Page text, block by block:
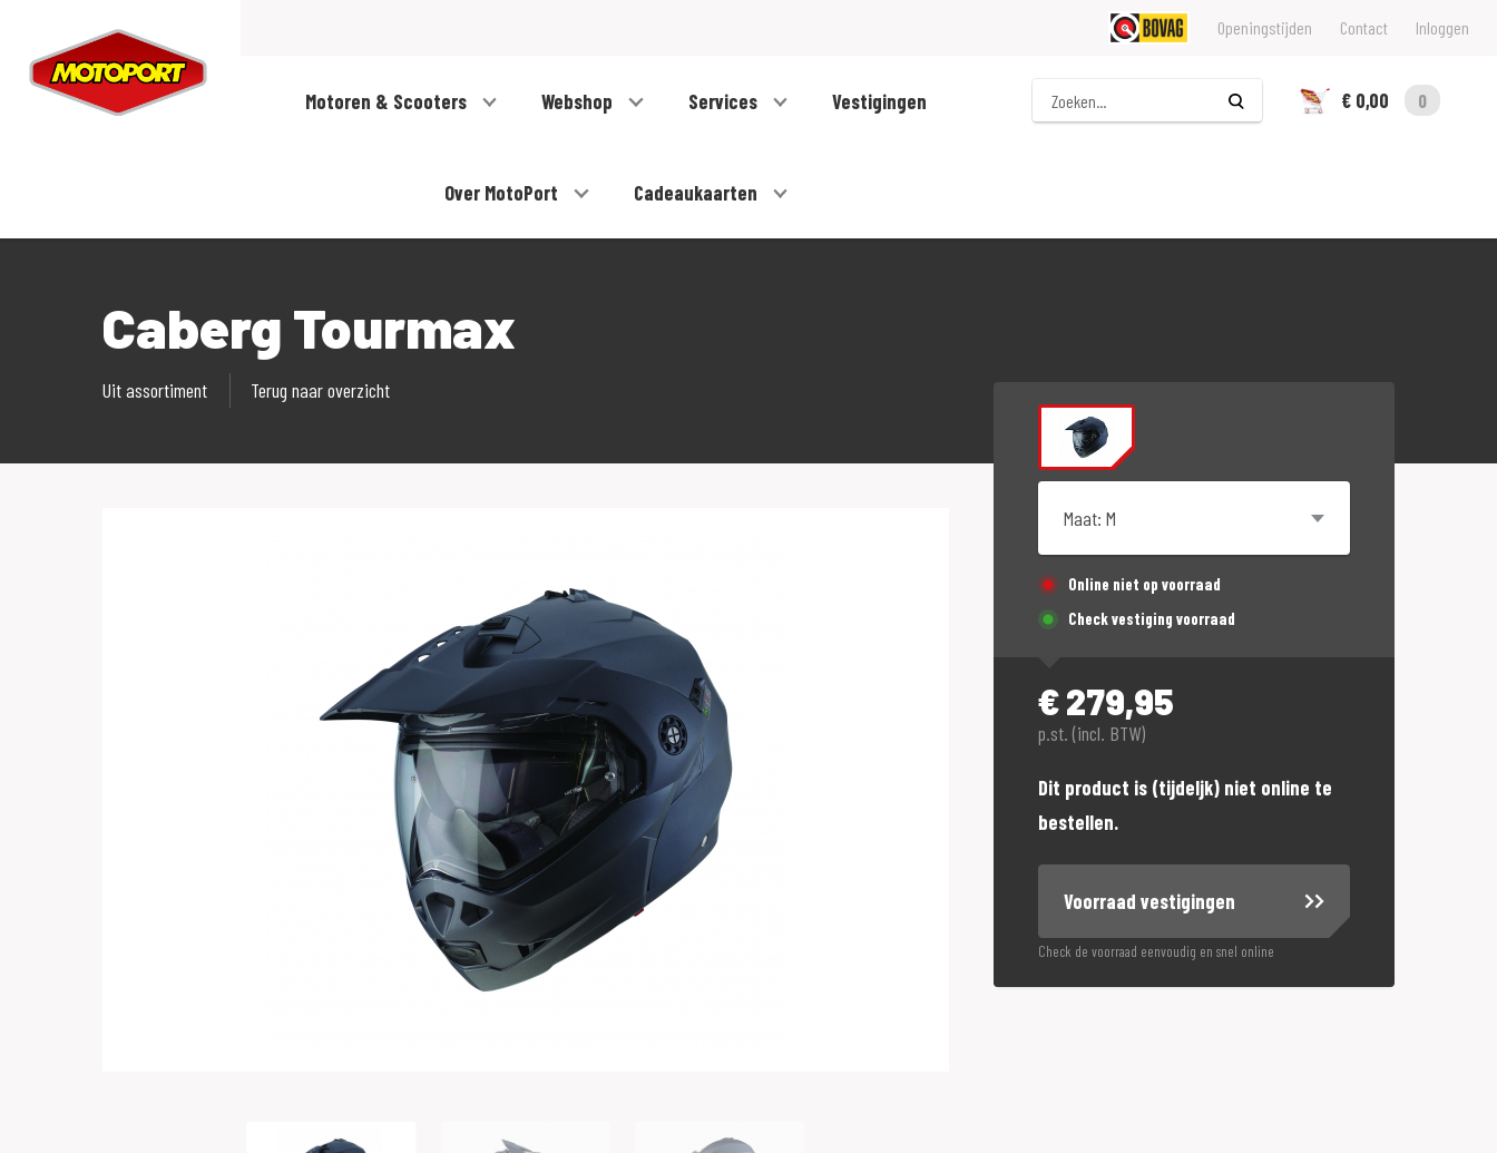
Openingstijden Contact Inloggen
Motoren & Scooters Webshop Services Vestigingen
Over MotoPort Cadeaukaarten
Zoeken
€ 0,00
0
Caberg Tourmax
Uit assortiment Terug naar overzicht
Online niet op voorraad
Check vestiging voorraad
€279,95
p.st. (incl. BTW)
Dit product is (tijdeljk) niet online te
bestellen.
Voorraad vestigingen
Check de voorraad eenvoudig en snel online